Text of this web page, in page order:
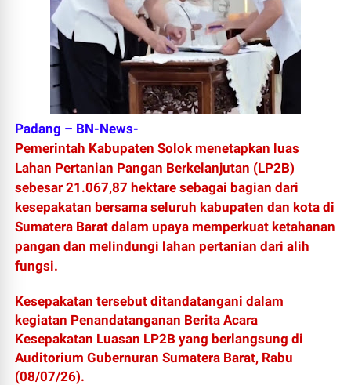
Padang – BN-News-
Pemerintah Kabupaten Solok menetapkan luas
Lahan Pertanian Pangan Berkelanjutan (LP2B)
sebesar 21.067,87 hektare sebagai bagian dari
kesepakatan bersama seluruh kabupaten dan kota di
Sumatera Barat dalam upaya memperkuat ketahanan
pangan dan melindungi lahan pertanian dari alih
fungsi.
Kesepakatan tersebut ditandatangani dalam
kegiatan Penandatanganan Berita Acara
Kesepakatan Luasan LP2B yang berlangsung di
Auditorium Gubernuran Sumatera Barat, Rabu
(08/07/26).